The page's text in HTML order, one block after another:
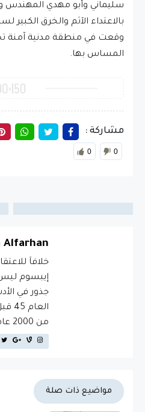
سليماني وأبو مهدي المهندس
بالاعتداء الآثم والخرق الكبير
وقعت في منطقة مدنية آمنة
المساس بها.
مشاركة :
0 0
Alfarhan
خلافاَ
إيبسوم ليس
جذور في
من 2000 عام في القدم.
مواضيع ذات صلة